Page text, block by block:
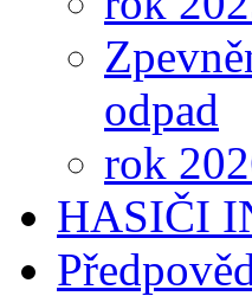
odpad
rok
HASIČI